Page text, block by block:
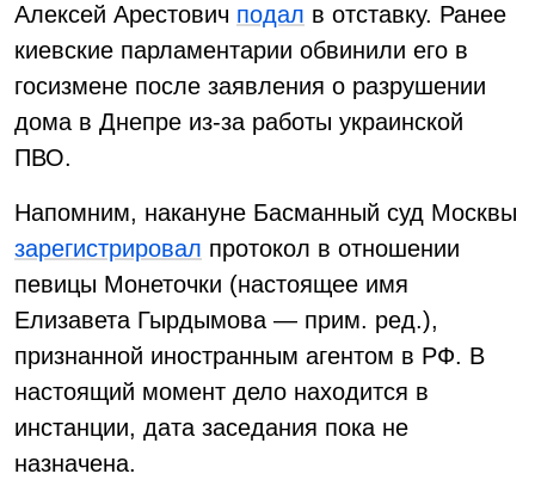
Алексей Арестович подал в отставку. Ранее
киевские парламентарии обвинили его в
госизмене после заявления о разрушении
дома в Днепре из-за работы украинской
ПВО.
Напомним, накануне Басманный суд Москвы
зарегистрировал протокол в отношении
певицы Монеточки (настоящее имя
Елизавета Гырдымова — прим. ред.),
признанной иностранным агентом в РФ. В
настоящий момент дело находится в
инстанции, дата заседания пока не
назначена.